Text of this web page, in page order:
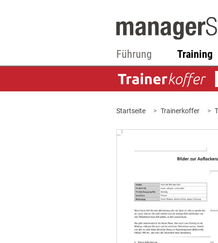
Führung Training
Startseite Trainerkoffer